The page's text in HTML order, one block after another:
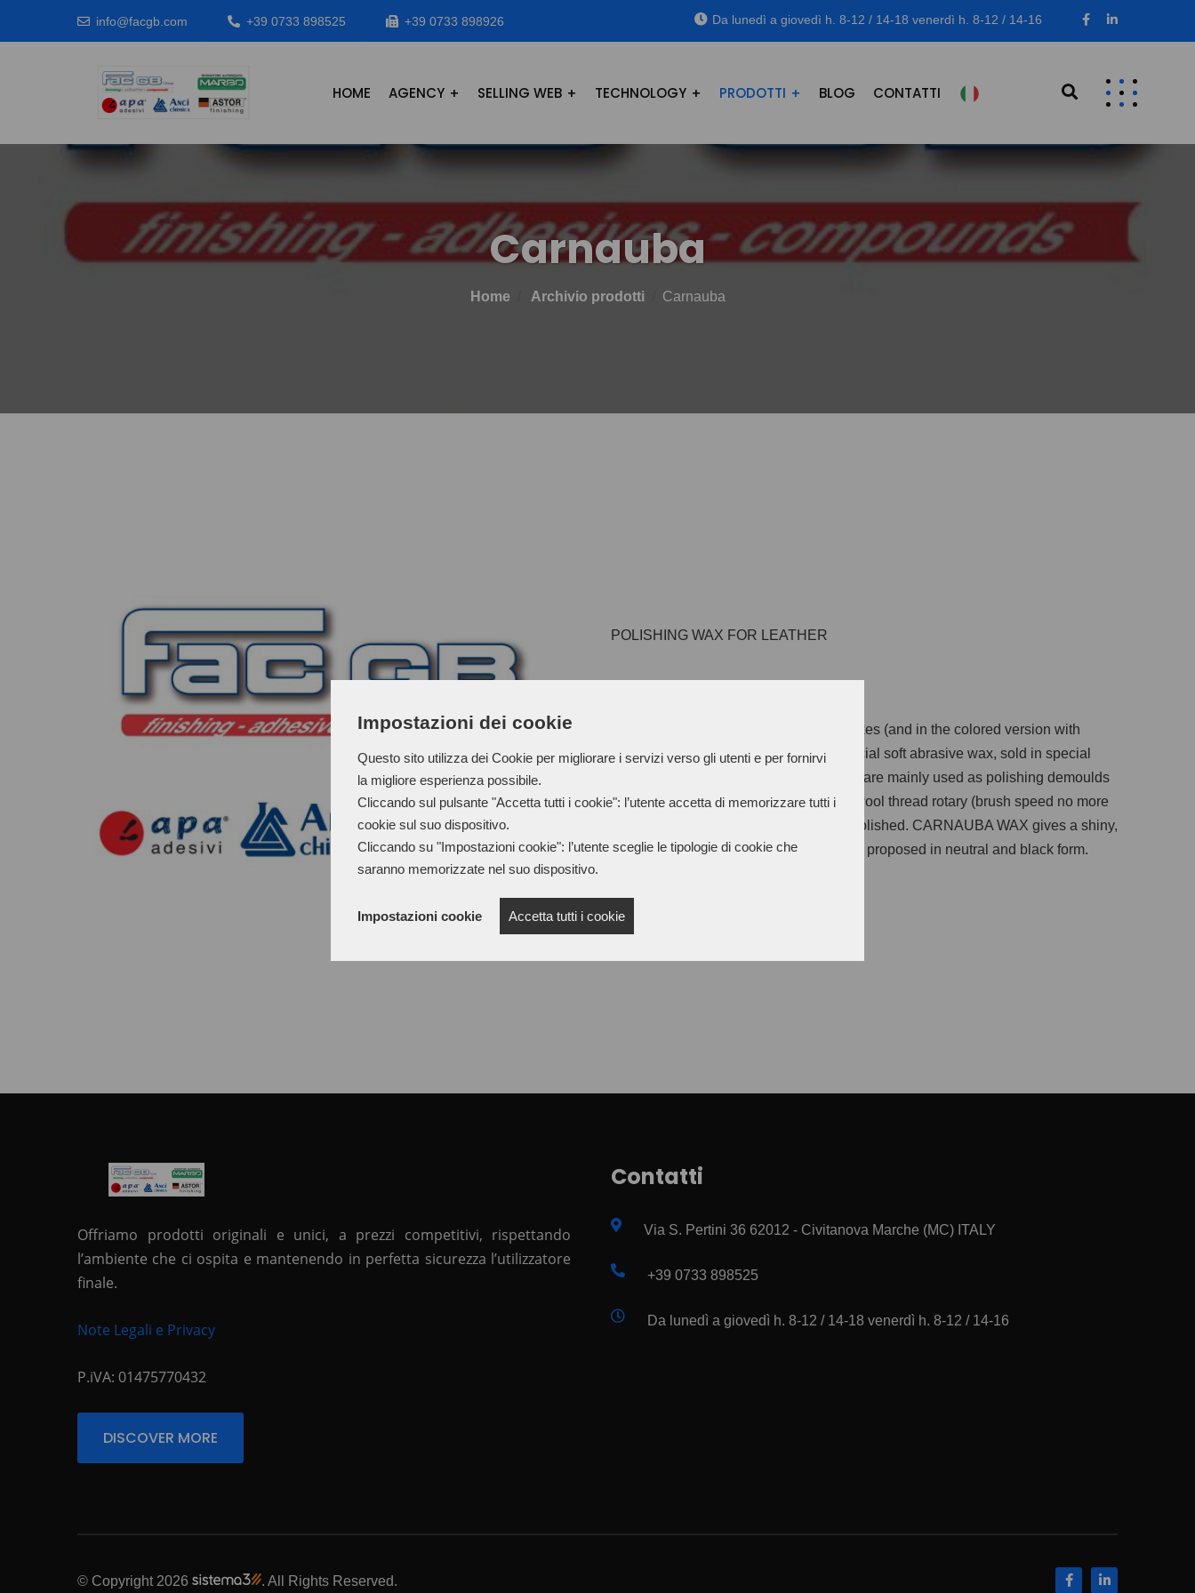
Impostazioni dei cookie
Questo sito utilizza dei Cookie per migliorare i servizi verso gli utenti e per fornirvi
la migliore esperienza possibile.
Cliccando sul pulsante "Accetta tutti i cookie": l’utente accetta di memorizzare tutti i
cookie sul suo dispositivo.
Cliccando su "Impostazioni cookie": l’utente sceglie le tipologie di cookie che
saranno memorizzate nel suo dispositivo.
Impostazioni cookie Accetta tutti i cookie
info@facgb.com +39 0733 898525 +39 0733 898926 Da lunedì a giovedì h. 8-12 / 14-18 venerdì h. 8-12 / 14-16
HOME AGENCY SELLING WEB TECHNOLOGY PRODOTTI BLOG CONTATTI
Carnauba
Home Archivio prodotti Carnauba
POLISHING WAX FOR LEATHER
Formulated with precious vegetable waxes (and in the colored version with
soluble dyes), they are solid tiles of special soft abrasive wax, sold in special
trays weighing around 250 grams. They are mainly used as polishing demoulds
for various finishes. It is applied on the wool thread rotary (brush speed no more
than 1,000 rpm) and then the article is polished. CARNAUBA WAX gives a shiny,
silky film and a pleasant touch. They are proposed in neutral and black form.
Offriamo prodotti originali e unici, a prezzi competitivi, rispettando
l’ambiente che ci ospita e mantenendo in perfetta sicurezza l’utilizzatore
finale.
Note Legali e Privacy
P.iVA: 01475770432
DISCOVER MORE
Contatti
Via S. Pertini 36 62012 - Civitanova Marche (MC) ITALY
+39 0733 898525
Da lunedì a giovedì h. 8-12 / 14-18 venerdì h. 8-12 / 14-16
© Copyright 2026 . All Rights Reserved.